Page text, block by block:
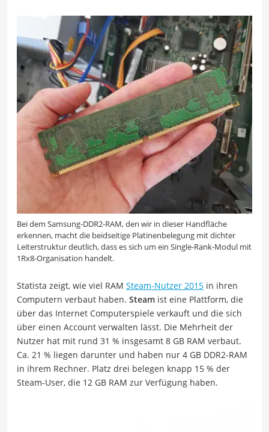
Bei dem Samsung-DDR2-RAM, den wir in dieser Handfläche
erkennen, macht die beidseitige Platinenbelegung mit dichter
Leiterstruktur deutlich, dass es sich um ein Single-Rank-Modul mit
1Rx8-Organisation handelt.
Statista zeigt, wie viel RAM Steam-Nutzer 2015 in ihren
Computern verbaut haben. Steam ist eine Plattform, die
über das Internet Computerspiele verkauft und die sich
über einen Account verwalten lässt. Die Mehrheit der
Nutzer hat mit rund 31 % insgesamt 8 GB RAM verbaut.
Ca. 21 % liegen darunter und haben nur 4 GB DDR2-RAM
in ihrem Rechner. Platz drei belegen knapp 15 % der
Steam-User, die 12 GB RAM zur Verfügung haben.